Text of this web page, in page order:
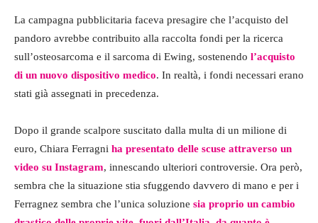
La campagna pubblicitaria faceva presagire che l’acquisto del
pandoro avrebbe contribuito alla raccolta fondi per la ricerca
sull’osteosarcoma e il sarcoma di Ewing, sostenendo l’acquisto
di un nuovo dispositivo medico. In realtà, i fondi necessari erano
stati già assegnati in precedenza.
Dopo il grande scalpore suscitato dalla multa di un milione di
euro, Chiara Ferragni ha presentato delle scuse attraverso un
video su Instagram, innescando ulteriori controversie. Ora però,
sembra che la situazione stia sfuggendo davvero di mano e per i
Ferragnez sembra che l’unica soluzione sia proprio un cambio